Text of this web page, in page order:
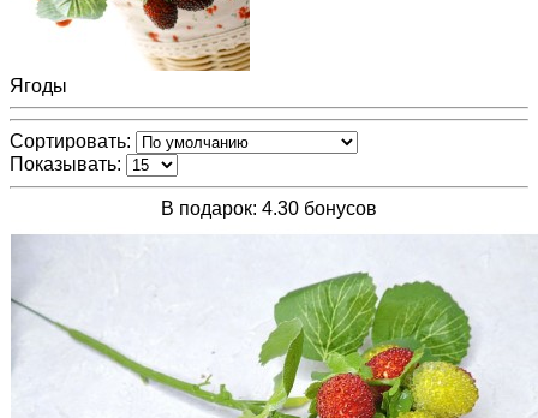
Ягоды
Сортировать:
Показывать:
В подарок: 4.30 бонусов